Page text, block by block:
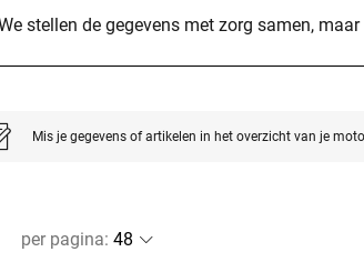
stellen de gegevens met zorg samen,
Mis je gegevens of artikelen in het overzicht van je
per pagina: